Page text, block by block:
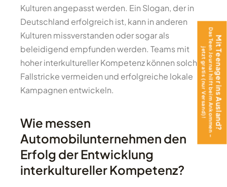
Kulturen angepasst werden. Ein Slogan, der in
Deutschland erfolgreich ist, kann in anderen
Kulturen missverstanden oder sogar als
beleidigend empfunden werden. Teams mit
hoher interkultureller Kompetenz können solche
Fallstricke vermeiden und erfolgreiche lokale
Kampagnen entwickeln.
Wie messen
Automobilunternehmen den
Erfolg der Entwicklung
interkultureller Kompetenz?
Mit Teenager ins Ausland?
Das Teen Journal hilft beim Ankommen –
jetzt gratis (nur Versand)!